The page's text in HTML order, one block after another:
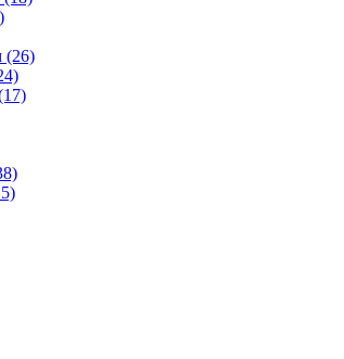
(26)